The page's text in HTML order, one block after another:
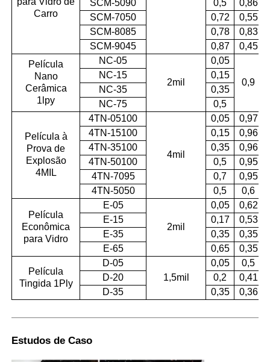
Carro
SCM-5090
0,5
0,86
SCM-7050
0,72
0,55
SCM-8085
0,78
0,83
SCM-9045
0,87
0,45
Película
Nano
Cerâmica
1lpy
NC-05
2mil
0,05
0,9
NC-15
0,15
NC-35
0,35
NC-75
0,5
Película à
Prova de
Explosão
4MIL
4TN-05100
4mil
0,05 0,97
4TN-15100 0,15
0,96
4TN-35100
0,35
0,96
4TN-50100
0,5
0,95
4TN-7095
0,7
0,95
4TN-5050
0,5 0,6
Película
Econômica
para Vidro
E-05
2mil
0,05 0,62
E-15 0,17
0,53
E-35
0,35
0,35
E-65
0,65 0,35
Película
Tingida 1Ply
D-05
1,5mil
0,05 0,5
D-20
0,2 0,41
D-35
0,35 0,36
Estudos de Caso